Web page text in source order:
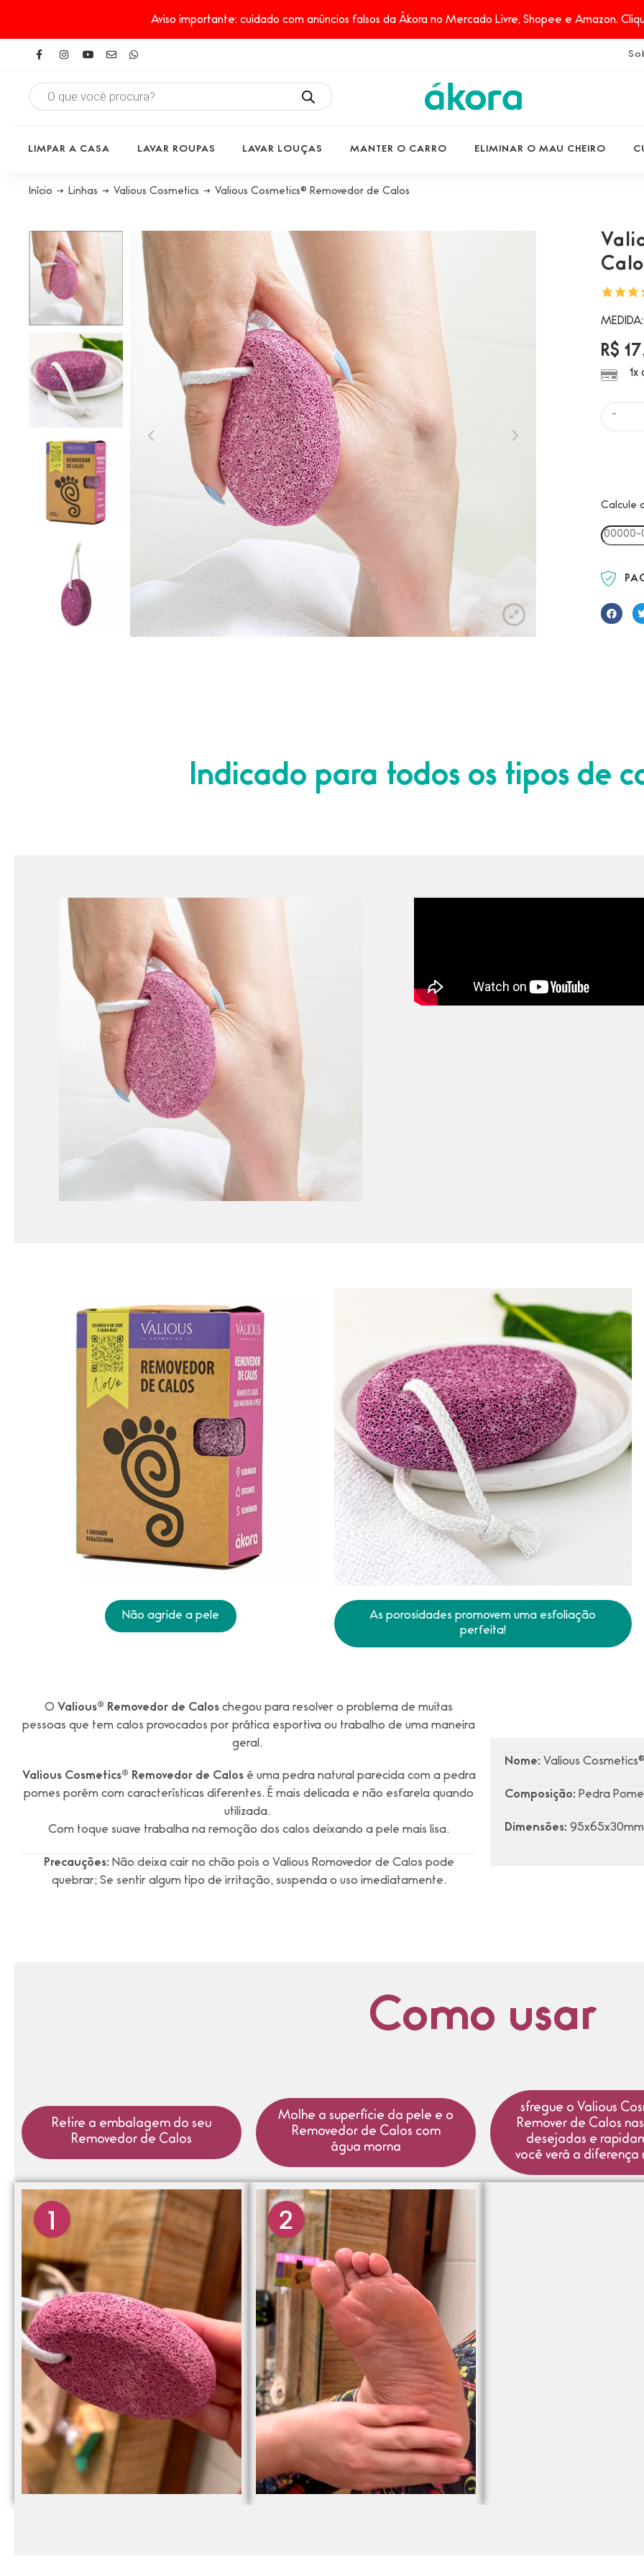
Aviso importante: cuidado com anúncios falsos da Ákora no Mercado Livre, Shopee e Amazon.
LIMPAR A CASA LAVAR ROUPAS LAVAR LOUÇAS MANTER O CARRO ELIMINAR O MAU CHEIRO
Início → Linhas → Valious Cosmetics → Valious Cosmetics® Removedor de Calos
R$
1x
-
Calcule
Indicado para todos os tipos de
Não agride a pele
As porosidades promovem uma esfoliação
perfeita!
O Valious® Removedor de Calos chegou para resolver o problema de muitas
pessoas que tem calos provocados por prática esportiva ou trabalho de uma maneira
geral.
Valious Cosmetics® Removedor de Calosé uma pedra natural parecida com a pedra
pomes porém com características diferentes. É mais delicada e não esfarela quando
utilizada.
Com toque suave trabalha na remoção dos calos deixando a pele mais lisa.
Precauções: Não deixa cair no chão pois o Valious Romovedor de Calos pode
quebrar; Se sentir algum tipo de irritação, suspenda o uso imediatamente.
Nome: Valious
Composição: Pedra
Dimensões: 95x65x30mm
Como usar
Retire a embalagem do seu
Removedor de Calos
Molhe a superfície da pele e o
Removedor de Calos com
água morna
sfregue o Valious
Remover de Calos
desejadas e
você verá a diferença